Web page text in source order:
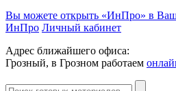
Вы можете открыть «ИнПро» в
ИнПро Личный кабинет
Адрес ближайшего офиса:
Грозный, в Грозном работаем